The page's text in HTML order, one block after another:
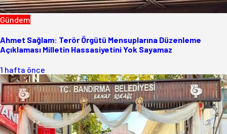
Gündem
Ahmet Sağlam: Terör Örgütü Mensuplarına Düzenleme
Açıklaması Milletin Hassasiyetini Yok Sayamaz
1 hafta önce